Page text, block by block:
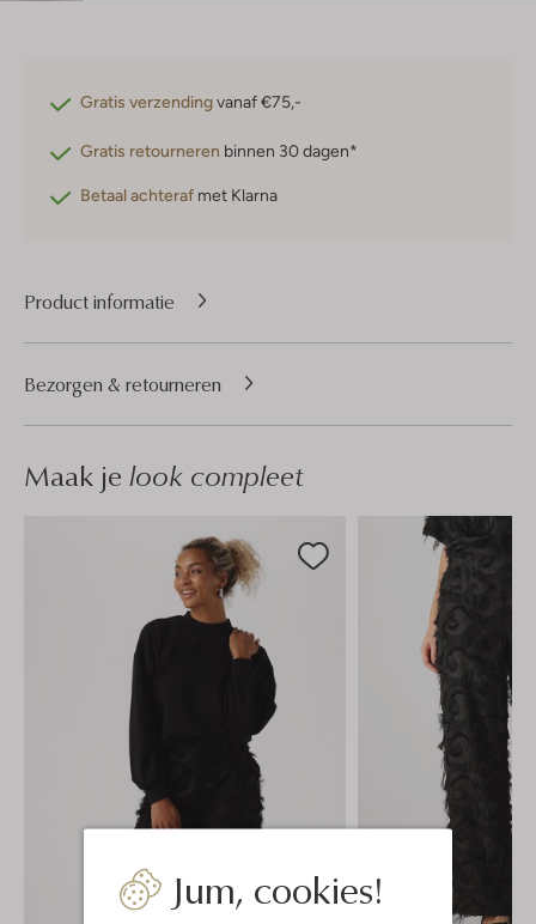
Jum, cookies!
Gratis verzendingvanaf €75,-
Gratis retourneren binnen 30 dagen*
Betaal achteraf met Klarna
Product informatie
Bezorgen & retourneren
Maak je look compleet